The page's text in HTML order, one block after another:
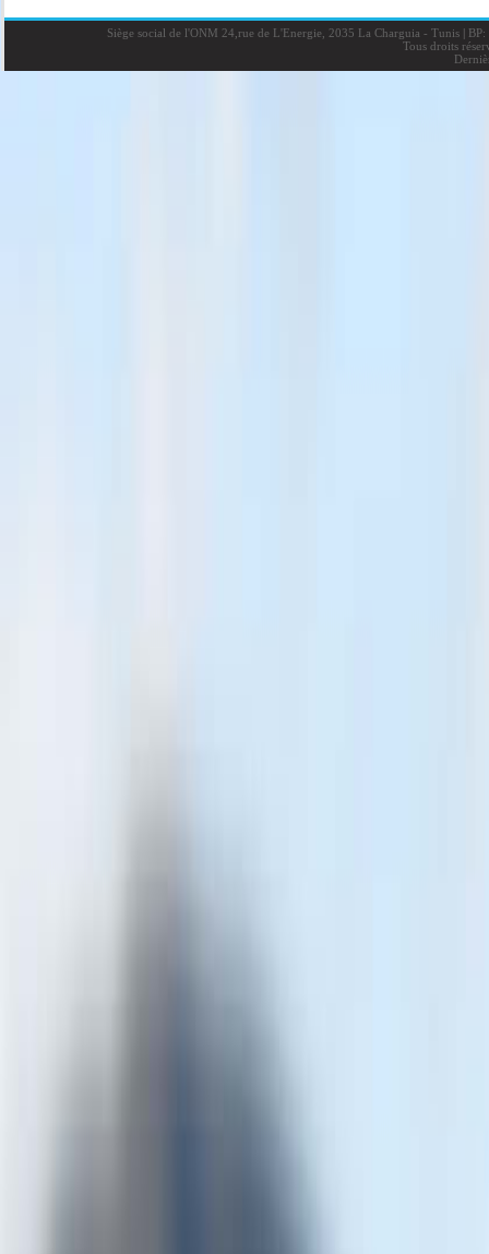
Siège social de l'ONM 24,rue de L'Energie, 2035 La Charguia - Tunis |BP:
Tous droits